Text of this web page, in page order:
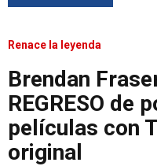
Renace la leyenda
Brendan
REGRESO de
películas con
original